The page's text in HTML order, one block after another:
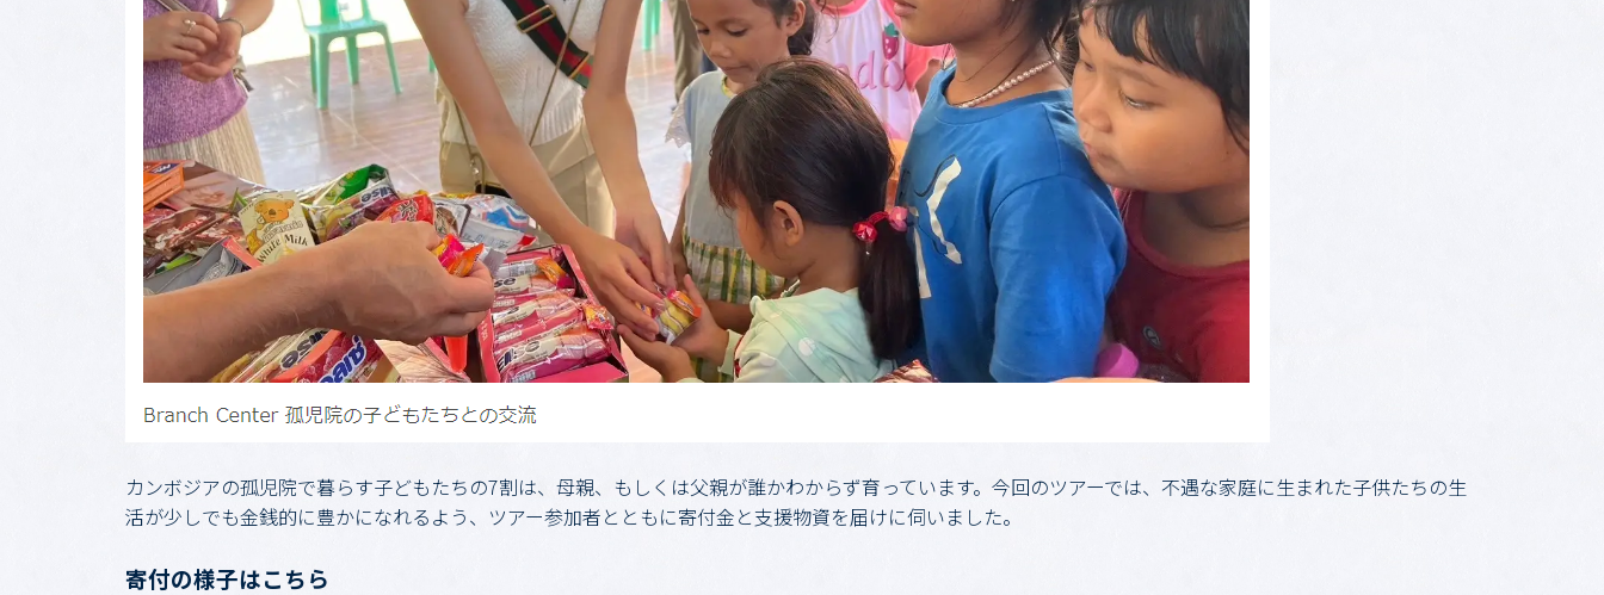
カンボジアの孤児院で暮らす子どもたちの7割は、母親、もしくは父親が誰かわからず育っています。今回のツアーでは、不遇な家庭に生まれた子供たちの生
活が少しでも金銭的に豊かになれるよう、ツアー参加者とともに寄付金と支援物資を届けに伺いました。
寄付の様子はこちら